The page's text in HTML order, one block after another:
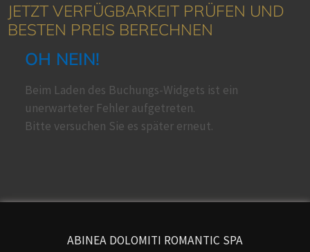
JETZT VERFÜGBARKEIT PRÜFEN UND
BESTEN PREIS BERECHNEN
OH NEIN!
Beim Laden des Buchungs-Widgets ist ein
unerwarteter Fehler aufgetreten.
Bitte versuchen Sie es später erneut.
potential alternatives if needed. Motivation ist wichtig,
individueller Plan macht Rückfälle weniger
ABINEA DOLOMITI ROMANTIC SPA